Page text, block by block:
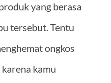
yang berasa
tersebut. Tentu
ongkos
kamu